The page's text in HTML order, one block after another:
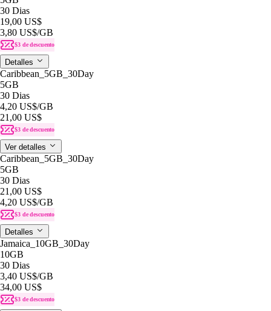
30 Dias
19,00 US$
3,80 US$/GB
$3 de descuento
Detalles
Caribbean_5GB_30Day
5GB
30 Dias
4,20 US$/GB
21,00 US$
$3 de descuento
Ver detalles
Caribbean_5GB_30Day
5GB
30 Dias
21,00 US$
4,20 US$/GB
$3 de descuento
Detalles
Jamaica_10GB_30Day
10GB
30 Dias
3,40 US$/GB
34,00 US$
$3 de descuento